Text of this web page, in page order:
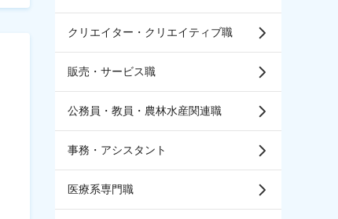
クリエイター・クリエイティブ職
販売・サービス職
公務員・教員・農林水産関連職
事務・アシスタント
医療系専門職